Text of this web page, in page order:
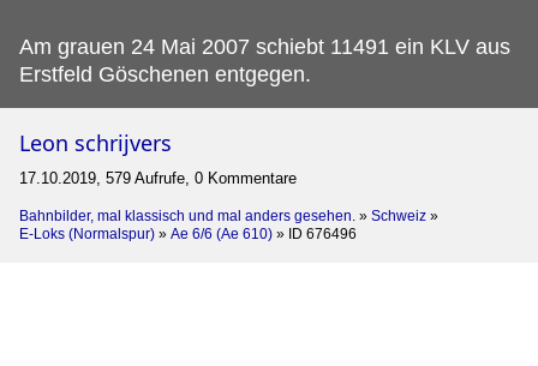
Am grauen 24 Mai 2007 schiebt 11491 ein KLV aus
Erstfeld Göschenen entgegen.
Leon schrijvers
17.10.2019, 579 Aufrufe, 0 Kommentare
Bahnbilder, mal klassisch und mal anders gesehen. » Schweiz »
E-Loks (Normalspur) » Ae 6/6 (Ae 610) » ID 676496